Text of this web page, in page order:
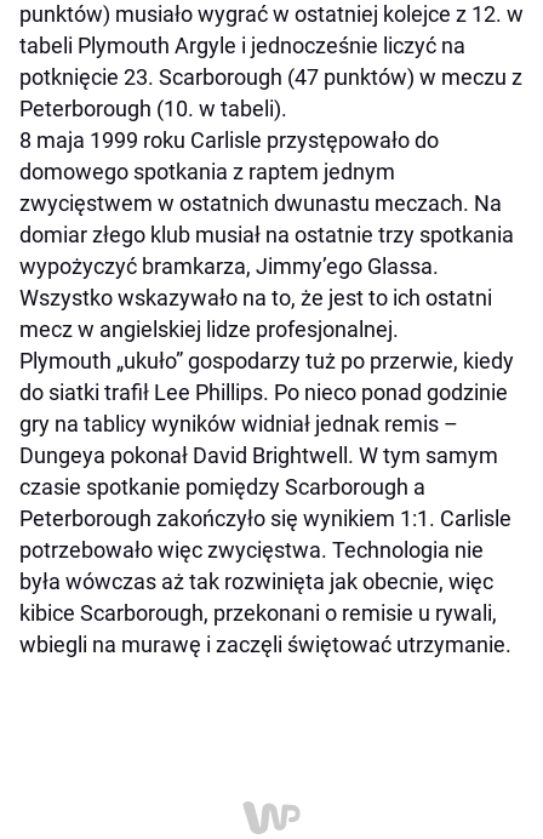
punktów) musiało wygrać w ostatniej kolejce z 12. w
tabeli Plymouth Argyle i jednocześnie liczyć na
potknięcie 23. Scarborough (47 punktów) w meczu z
Peterborough (10. w tabeli).
8 maja 1999 roku Carlisle przystępowało do
domowego spotkania z raptem jednym
zwycięstwem w ostatnich dwunastu meczach. Na
domiar złego klub musiał na ostatnie trzy spotkania
wypożyczyć bramkarza, Jimmy’ego Glassa.
Wszystko wskazywało na to, że jest to ich ostatni
mecz w angielskiej lidze profesjonalnej.
Plymouth „ukuło” gospodarzy tuż po przerwie, kiedy
do siatki trafił Lee Phillips. Po nieco ponad godzinie
gry na tablicy wyników widniał jednak remis –
Dungeya pokonał David Brightwell. W tym samym
czasie spotkanie pomiędzy Scarborough a
Peterborough zakończyło się wynikiem 1:1. Carlisle
potrzebowało więc zwycięstwa. Technologia nie
była wówczas aż tak rozwinięta jak obecnie, więc
kibice Scarborough, przekonani o remisie u rywali,
wbiegli na murawę i zaczęli świętować utrzymanie.